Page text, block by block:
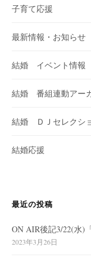
子育て応援
最新情報・お知らせ
結婚 イベント情報
結婚 番組連動アー
結婚 ＤＪセレクシ
結婚応援
最近の投稿
ON AIR後記3/22(水)
2023年3月26日